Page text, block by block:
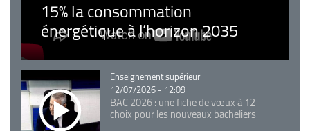
15% la consommation
énergétique à l’horizon 2035
Catégorie
Enseignement supérieur
12/07/2026 - 12:09
BAC 2026 : une fiche de vœux à 12
choix pour les nouveaux bacheliers